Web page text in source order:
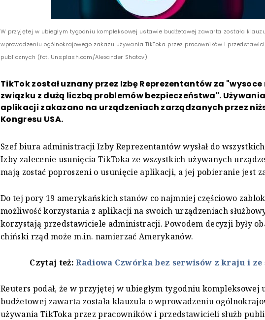
W przyjętej w ubiegłym tygodniu kompleksowej ustawie budżetowej zawarta została
wprowadzeniu ogólnokrajowego zakazu używania TikToka przez pracowników i
publicznych (fot. Unsplash.com/Alexander Shatov)
TikTok został uznany przez Izbę Reprezentantów za
związku z dużą liczbą problemów bezpieczeństwa".
aplikacji zakazano na urządzeniach zarządzanych przez
Kongresu USA.
Szef biura administracji Izby Reprezentantów wysłał do
Izby zalecenie usunięcia TikToka ze wszystkich używanych
mają zostać poproszeni o usunięcie aplikacji, a jej pobieranie jest
Do tej pory 19 amerykańskich stanów co najmniej częściowo
możliwość korzystania z aplikacji na swoich urządzeniach
korzystają przedstawiciele administracji. Powodem decyzji były
chiński rząd może m.in. namierzać Amerykanów.
Czytaj też:Radiowa Czwórka bez serwisów z kraju i ze
Reuters podał, że w przyjętej w ubiegłym tygodniu kompleksowej
budżetowej zawarta została klauzula o wprowadzeniu
używania TikToka przez pracowników i przedstawicieli służb